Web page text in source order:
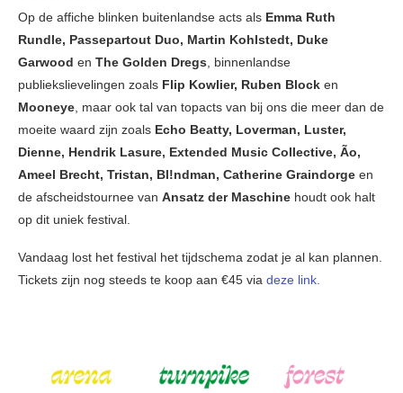
Op de affiche blinken buitenlandse acts als Emma Ruth
Rundle, Passepartout Duo, Martin Kohlstedt, Duke
Garwood en The Golden Dregs , binnenlandse
publiekslievelingen zoals Flip Kowlier, Ruben Block en
Mooneye , maar ook tal van topacts van bij ons die meer dan de
moeite waard zijn zoals Echo Beatty, Loverman, Luster,
Dienne, Hendrik Lasure, Extended Music Collective, Ão,
Ameel Brecht, Tristan, Bl!ndman, Catherine Graindorge en
de afscheidstournee van Ansatz der Maschine houdt ook halt
op dit uniek festival.
Vandaag lost het festival het tijdschema zodat je al kan plannen.
Tickets zijn nog steeds te koop aan €45 via deze link.